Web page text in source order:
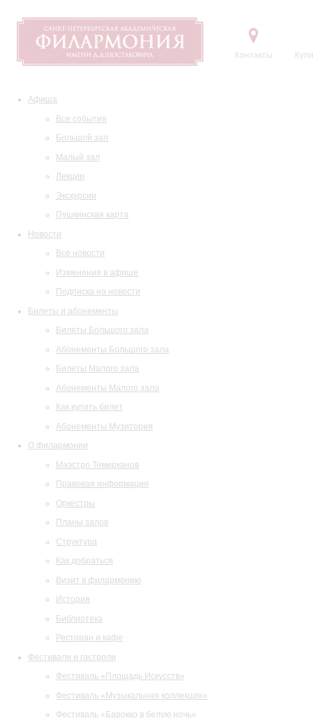
Контакты
Афиша
Все события
Большой зал
Малый зал
Лекции
Экскурсии
Пушкинская карта
Новости
Все новости
Изменения в афише
Подписка на новости
Билеты и абонементы
Билеты Большого зала
Абонементы Большого зала
Билеты Малого зала
Абонементы Малого зала
Как купить билет
Абонементы Музитория
О филармонии
Маэстро Темирканов
Правовая информация
Оркестры
Планы залов
Структура
Как добраться
Визит в филармонию
История
Библиотека
Ресторан и кафе
Фестивали и гастроли
Фестиваль «Площадь Искусств»
Фестиваль «Музыкальная коллекция»
Фестиваль «Барокко в белую ночь»